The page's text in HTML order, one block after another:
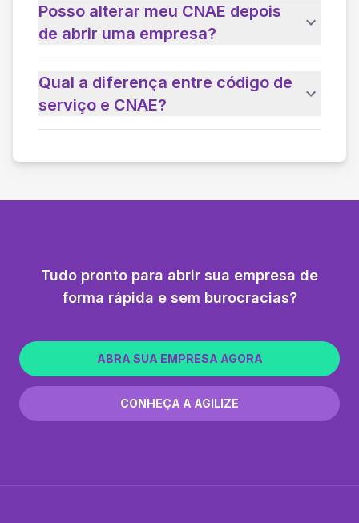
Posso alterar meu CNAE depois
de abrir uma empresa?
Qual a diferença entre código de
serviço e CNAE?
Tudo pronto para abrir sua empresa de
forma rápida e sem burocracias?
ABRA SUA EMPRESA AGORA
CONHEÇA A AGILIZE